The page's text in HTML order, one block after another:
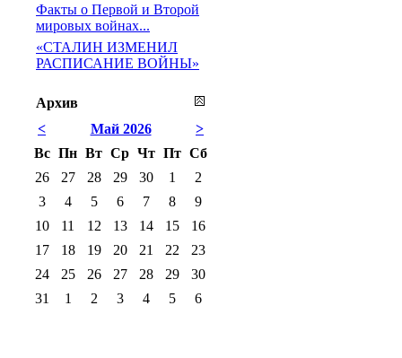
Факты о Первой и Второй
мировых войнах...
«СТАЛИН ИЗМЕНИЛ
РАСПИСАНИЕ ВОЙНЫ»
Архив
<
>
Май 2026
Вс Пн Вт Ср Чт Пт Сб
26
27 28 29 30 1
2
3
4 5 6 7 8
9
10
11 12 13 14 15
16
17
18 19 20 21 22
23
24
25 26 27 28 29
30
31
1 2 3 4 5 6